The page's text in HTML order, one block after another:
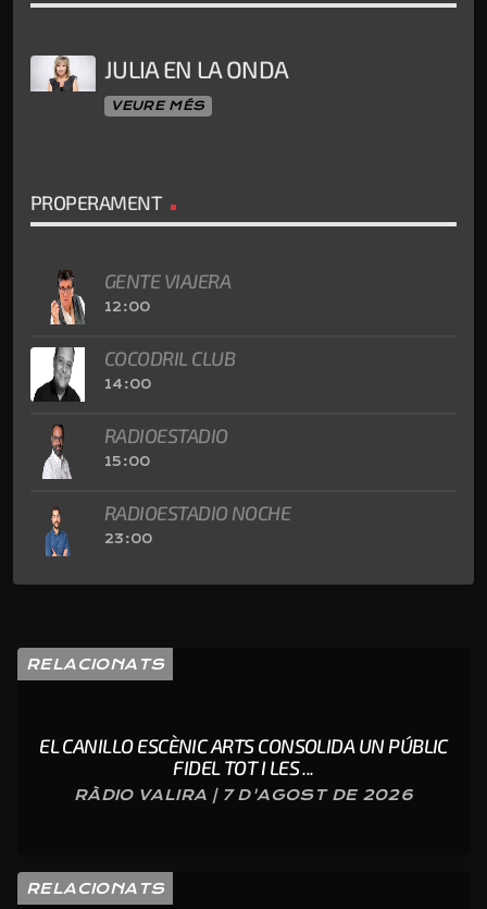
JULIA EN LA ONDA
VEURE MÉS
PROPERAMENT
GENTE VIAJERA
12:00
COCODRIL CLUB
14:00
RADIOESTADIO
15:00
RADIOESTADIO NOCHE
23:00
RELACIONATS
EL CANILLO ESCÈNIC ARTS CONSOLIDA UN PÚBLIC
FIDEL TOT I LES ...
RÀDIO VALIRA | 7 D'AGOST DE 2026
RELACIONATS